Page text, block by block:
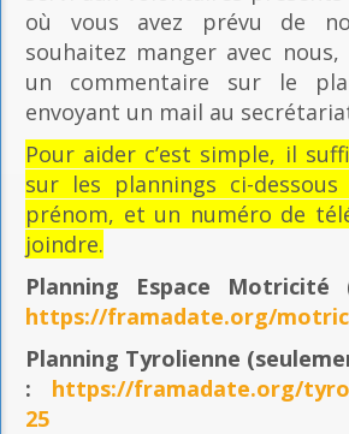
où vous avez prévu de
souhaitez manger avec
un commentaire sur le
envoyant un mail au
Pour aider c’est simple, il
sur les plannings ci-
prénom, et un numéro de
joindre.
Planning Espace Motricité
https://framadate.org/
Planning Tyrolienne
: https://framadate.org/
25